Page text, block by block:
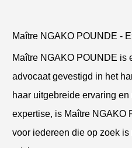
Maître NGAKO POUNDE -
Maître NGAKO POUNDE is
advocaat gevestigd in het
haar uitgebreide ervaring
expertise, is Maître NGAKO
voor iedereen die op zoek